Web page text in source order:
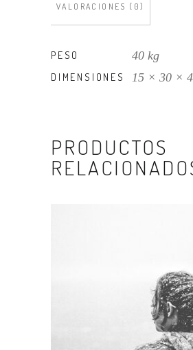
VALORACIONES (0)
PESO 40 kg
DIMENSIONES 15 × 30 ×
PRODUCTOS
AÑADIR AL